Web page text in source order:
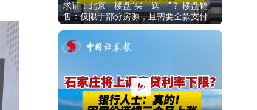
求证：北京一楼盘“买一送一”？ 楼盘销
售：仅限于部分房源，且需要全款支付